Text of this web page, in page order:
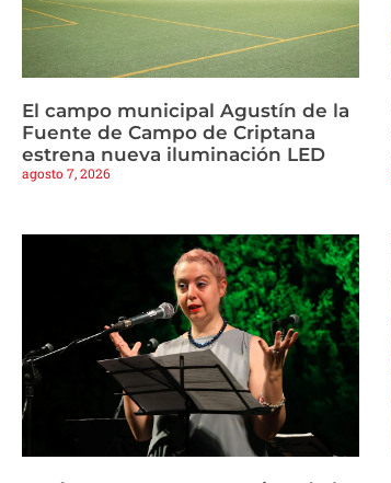
El campo municipal Agustín de la
Fuente de Campo de Criptana
estrena nueva iluminación LED
agosto 7, 2026